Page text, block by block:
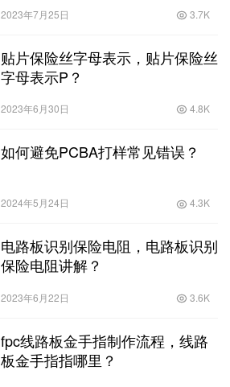
2023年7月25日 3.7K
贴片保险丝字母表示，贴片保险丝
字母表示P？
2023年6月30日 4.8K
如何避免PCBA打样常见错误？
2024年5月24日 4.3K
电路板识别保险电阻，电路板识别
保险电阻讲解？
2023年6月22日 3.6K
fpc线路板金手指制作流程，线路
板金手指指哪里？